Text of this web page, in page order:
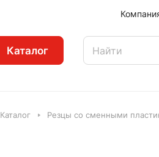
Каталог
Каталог Резцы со сменными